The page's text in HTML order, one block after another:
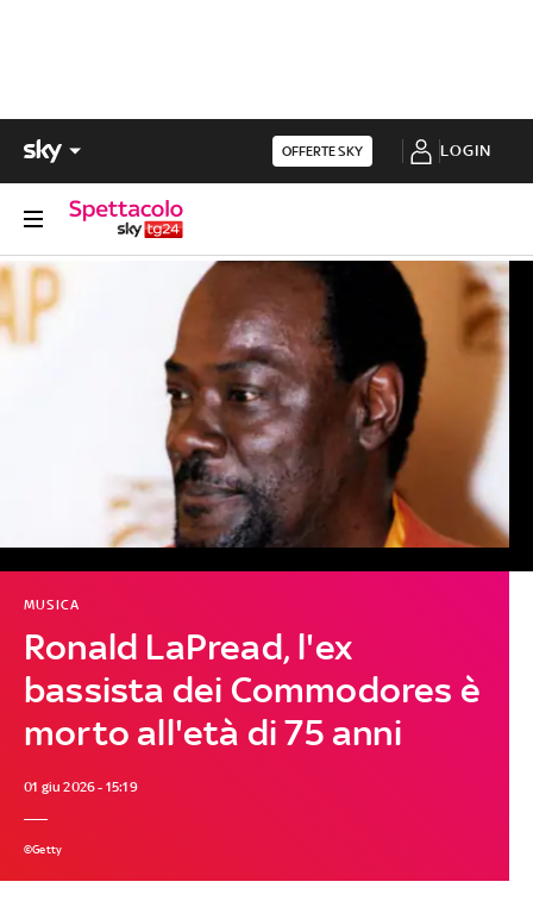
OFFERTE SKY LOGIN
Ronald LaPread, l'ex
bassista dei Commodores è
morto all'età di 75 anni
MUSICA
01 giu 2026 - 15:19
©Getty